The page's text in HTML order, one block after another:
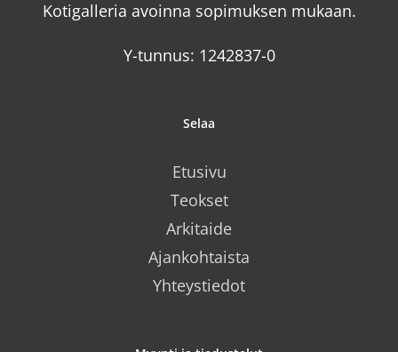
Kotigalleria avoinna sopimuksen mukaan.
Y-tunnus: 1242837-0
Selaa
Etusivu
Teokset
Arkitaide
Ajankohtaista
Yhteystiedot